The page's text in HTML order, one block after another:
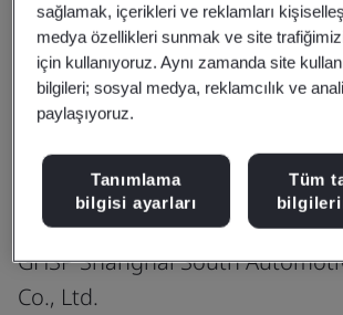
Paylaşın:
ISO 14001:2015
GHSP Shanghai South
Co., Ltd.
sağlamak, içerikleri ve reklamları
medya özellikleri sunmak ve site
için kullanıyoruz. Aynı zamanda site
bilgileri; sosyal medya, reklamcılık ve
paylaşıyoruz.
Tanımlama
bilgisi ayarları
Tüm